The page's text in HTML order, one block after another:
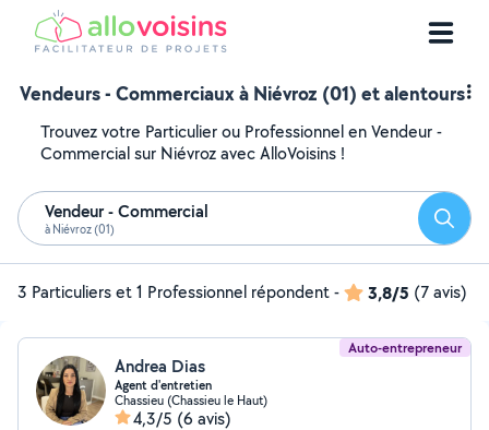
Vendeurs - Commerciaux à Niévroz (01) et alentours
Trouvez votre Particulier ou Professionnel en Vendeur -
Commercial sur Niévroz avec AlloVoisins !
Vendeur - Commercial
à Niévroz (01)
3 Particuliers et 1 Professionnel répondent- 3,8/5 (7 avis)
Auto-entrepreneur
Andrea Dias
Agent d'entretien
Chassieu (Chassieu le Haut)
4,3/5 (6 avis)